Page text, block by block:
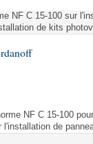
NF C 15-100 sur
de kits
NF C 15-100
l'installation de